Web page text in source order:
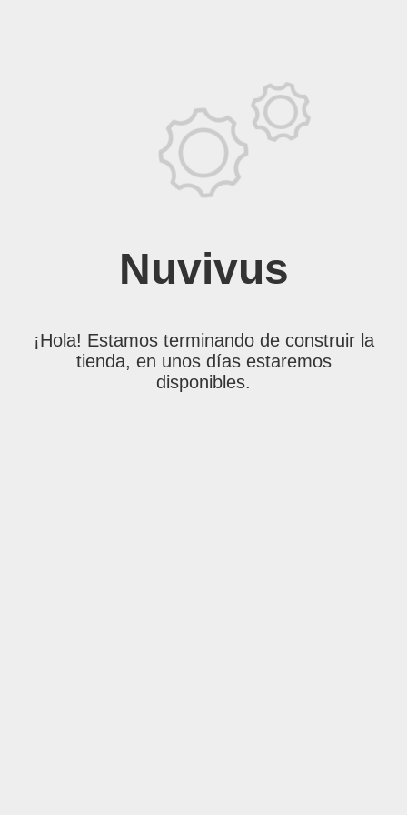
Nuvivus
¡Hola! Estamos terminando de construir la
tienda, en unos días estaremos
disponibles.